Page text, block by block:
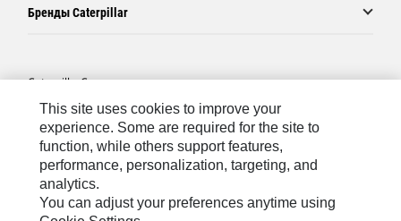
Бренды Caterpillar
Caterpillar.com
Связаться С Caterpillar
Карта Сайта
Cookie Settings
Юридическая Информация
This site uses cookies to improve your
experience. Some are required for the site to
function, while others support features,
performance, personalization, targeting, and
analytics.
You can adjust your preferences anytime using